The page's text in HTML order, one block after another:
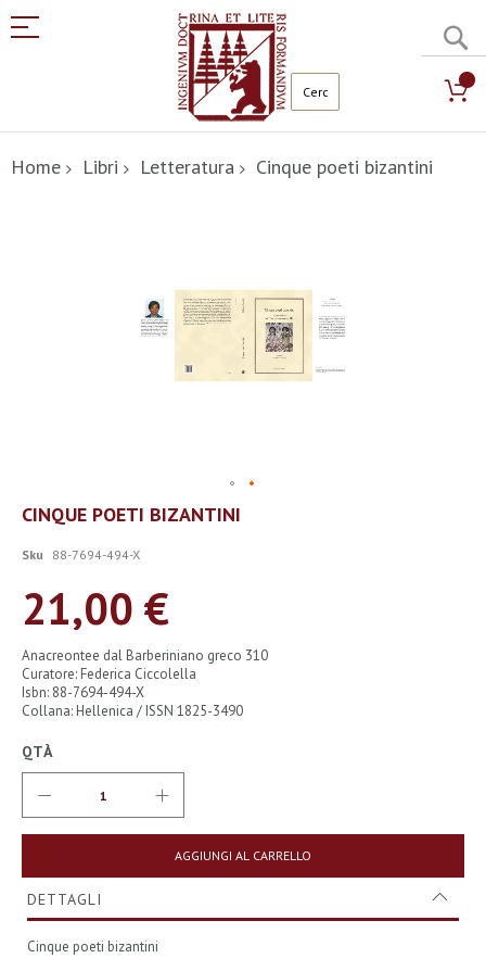
al
contenuto
Home Libri Letteratura Cinque poeti bizantini
Vai
all'inizio
galleria
immagini
CINQUE POETI BIZANTINI
Sku 88-7694-494-X
21,00 €
Anacreontee dal Barberiniano greco 310
Curatore: Federica Ciccolella
Isbn: 88-7694-494-X
Collana: Hellenica / ISSN 1825-3490
QTÀ
AGGIUNGI AL CARRELLO
DETTAGLI
Cinque poeti bizantini